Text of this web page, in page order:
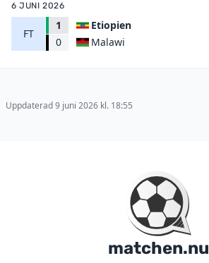
6 JUNI 2026
FT
1
0
Etiopien
Malawi
Uppdaterad 9 juni 2026 kl. 18:55
matchen.nu